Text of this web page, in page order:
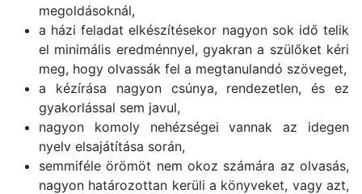
megoldásoknál,
a házi feladat elkészítésekor nagyon sok idő telik
el minimális eredménnyel, gyakran a szülőket kéri
meg, hogy olvassák fel a megtanulandó szöveget,
a kézírása nagyon csúnya, rendezetlen, és ez
gyakorlással sem javul,
nagyon komoly nehézségei vannak az idegen
nyelv elsajátítása során,
semmiféle örömöt nem okoz számára az olvasás,
nagyon határozottan kerüli a könyveket, vagy azt,